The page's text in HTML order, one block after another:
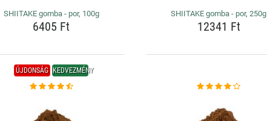
SHIITAKE gomba - por, 100g
6405 Ft
SHIITAKE gomba - por, 250g
12341 Ft
ÚJDONSÁG KEDVEZMÉNY